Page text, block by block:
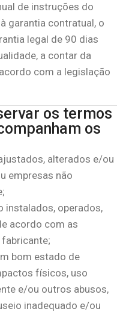
de instruções do
garantia contratual, o
legal de 90 dias
a contar da
com a legislação
os termos
os
alterados e/ou
empresas não
instalados, operados,
acordo com as
bom estado de
físicos, uso
e/ou outros abusos,
inadequado e/ou